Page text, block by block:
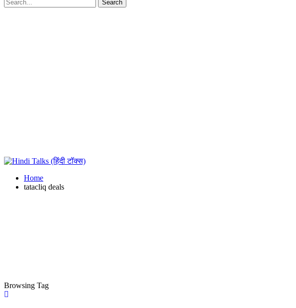
Home
tatacliq deals
Browsing Tag